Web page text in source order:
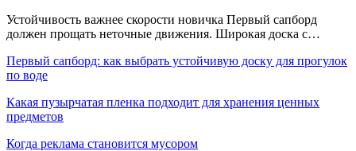
Устойчивость важнее скорости новичка Первый сапборд
должен прощать неточные движения. Широкая доска с…
Первый сапборд: как выбрать устойчивую доску для прогулок
по воде
Какая пузырчатая пленка подходит для хранения ценных
предметов
Когда реклама становится мусором